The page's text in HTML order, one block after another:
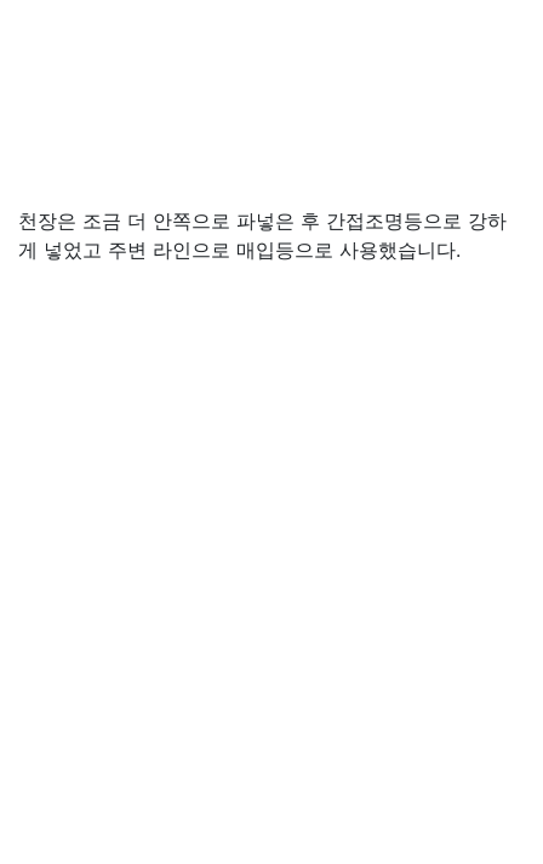
천장은 조금 더 안쪽으로 파넣은 후 간접조명등으로 강하
게 넣었고 주변 라인으로 매입등으로 사용했습니다.